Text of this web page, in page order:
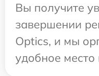
Вы получите
завершении
Optics, и мы
удобное место